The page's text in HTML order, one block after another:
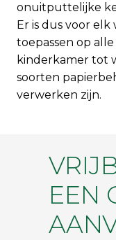
onuitputtelijke
Er is dus voor
toepassen op
kinderkamer tot
soorten
verwerken zijn.
EEN